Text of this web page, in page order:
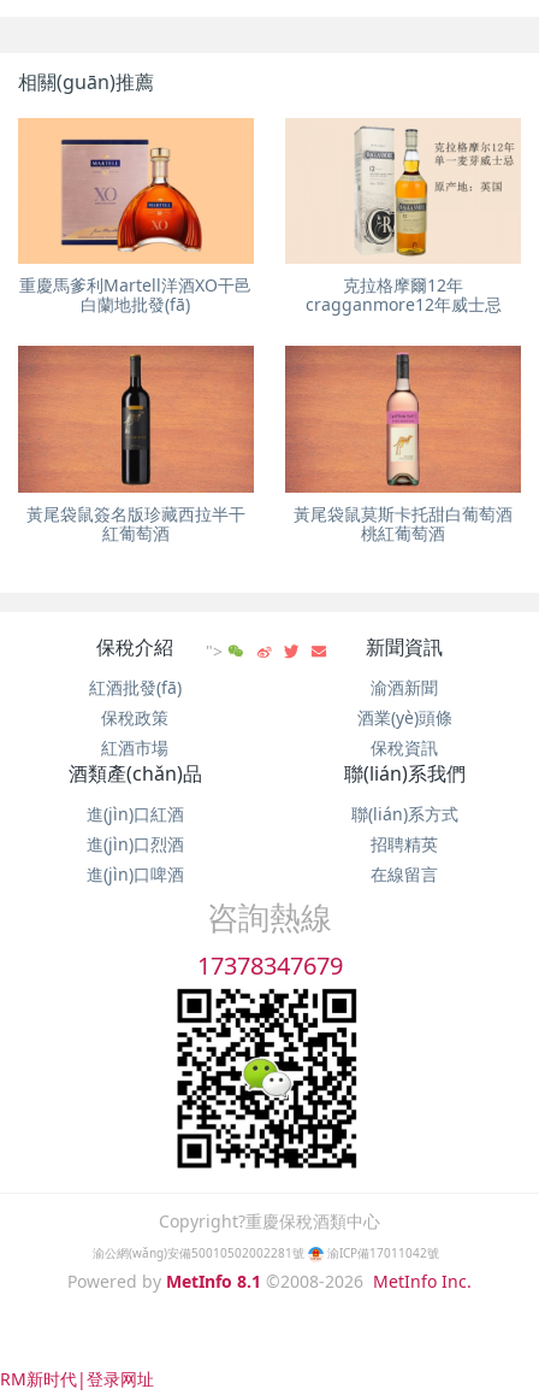
相關(guān)推薦
重慶馬爹利Martell洋酒XO干邑
白蘭地批發(fā)
克拉格摩爾12年
cragganmore12年威士忌
黃尾袋鼠簽名版珍藏西拉半干
紅葡萄酒
黃尾袋鼠莫斯卡托甜白葡萄酒
桃紅葡萄酒
保稅介紹
紅酒批發(fā)
保稅政策
紅酒市場
新聞資訊
渝酒新聞
酒業(yè)頭條
保稅資訊
酒類產(chǎn)品
進(jìn)口紅酒
進(jìn)口烈酒
進(jìn)口啤酒
聯(lián)系我們
聯(lián)系方式
招聘精英
在線留言
咨詢熱線
17378347679
">
Copyright?重慶保稅酒類中心
渝公網(wǎng)安備50010502002281號 渝ICP備17011042號
Powered by MetInfo 8.1 ©2008-2026 MetInfo Inc.
RM新时代|登录网址